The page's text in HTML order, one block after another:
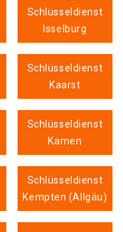
Schlüsseldienst
Isselburg
Schlüsseldienst
Kaarst
Schlüsseldienst
Kamen
Schlüsseldienst
Kempten (Allgäu)